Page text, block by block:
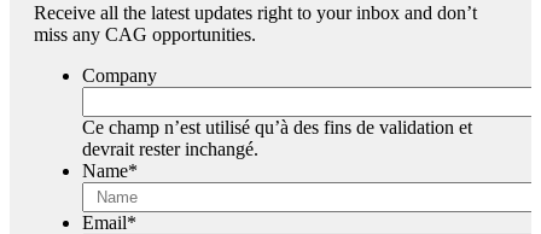
Receive all the latest updates right to your inbox and don’t
miss any CAG opportunities.
Company
Ce champ n’est utilisé qu’à des fins de validation et
devrait rester inchangé.
Name*
Email*